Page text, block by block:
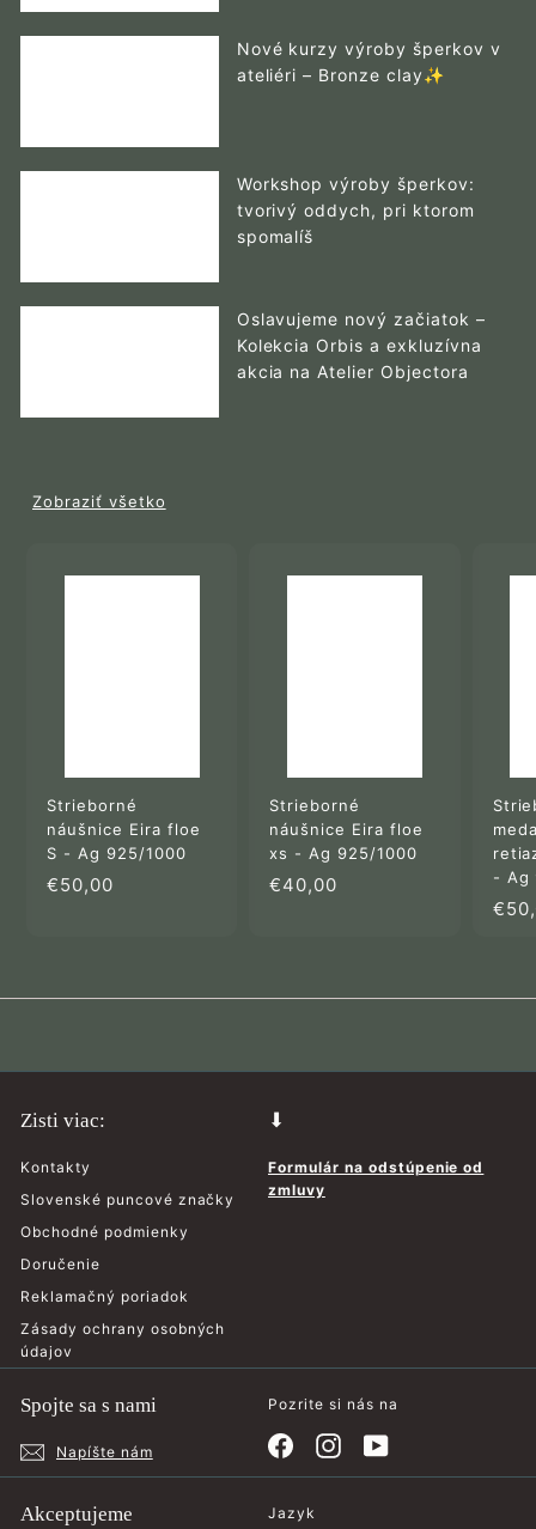
Nové kurzy výroby šperkov v
ateliéri – Bronze clay✨
Workshop výroby šperkov:
tvorivý oddych, pri ktorom
spomalíš
Oslavujeme nový začiatok –
Kolekcia Orbis a exkluzívna
akcia na Atelier Objectora
Zobraziť všetko
Strieborné
náušnice Eira floe
S - Ag 925/1000
€50,00€
0
Strieborné
náušnice Eira floe
xs - Ag 925/1000
€40,00
0
- Ag
Zisti viac:
Kontakty
Slovenské puncové značky
Obchodné podmienky
Doručenie
Reklamačný poriadok
Zásady ochrany osobných
údajov
⬇
Formulár na odstúpenie od
zmluvy
Spojte sa s nami
Napíšte nám
Pozrite si nás na
FacebookInstagramYouTube
Akceptujeme Jazyk